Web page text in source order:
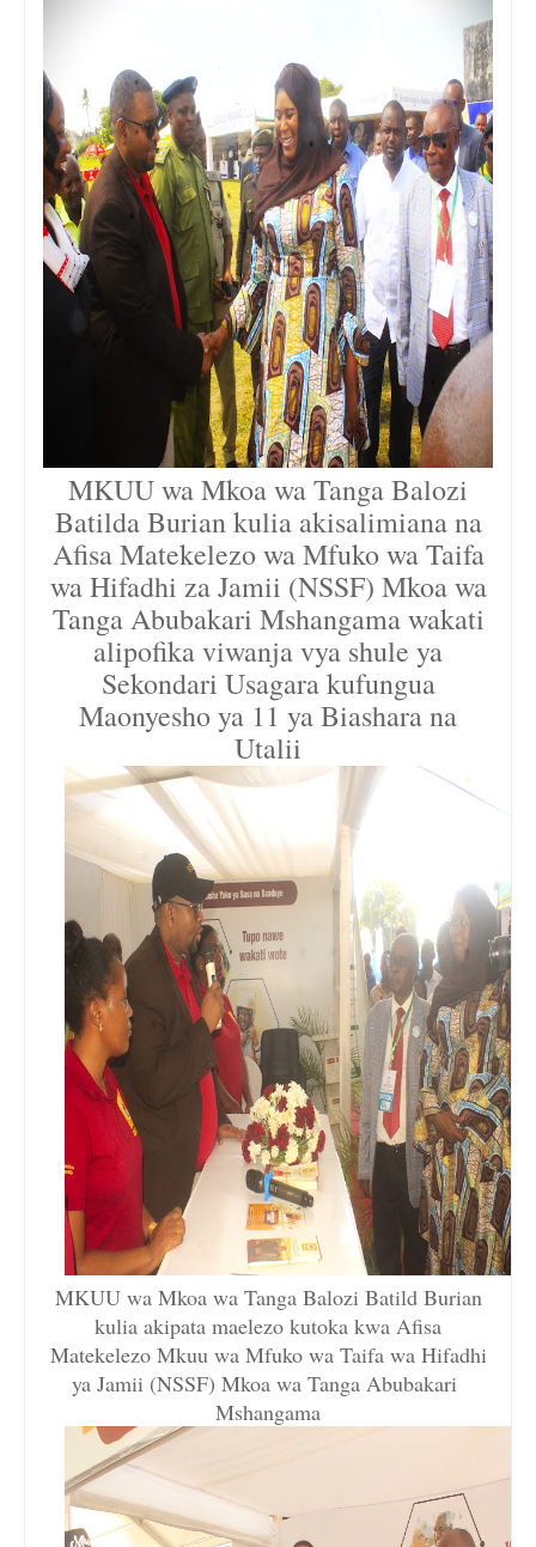
MKUU wa Mkoa wa Tanga Balozi
Batilda Burian kulia akisalimiana na
Afisa Matekelezo wa Mfuko wa Taifa
wa Hifadhi za Jamii (NSSF) Mkoa wa
Tanga Abubakari Mshangama wakati
alipofika viwanja vya shule ya
Sekondari Usagara kufungua
Maonyesho ya 11 ya Biashara na
Utalii
MKUU wa Mkoa wa Tanga Balozi Batild Burian
kulia akipata maelezo kutoka kwa Afisa
Matekelezo Mkuu wa Mfuko wa Taifa wa Hifadhi
ya Jamii (NSSF) Mkoa wa Tanga Abubakari
Mshangama